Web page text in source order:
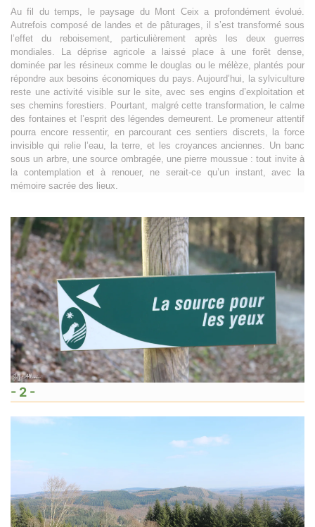
Au fil du temps, le paysage du Mont Ceix a profondément évolué.
Autrefois composé de landes et de pâturages, il s’est transformé sous
l’effet du reboisement, particulièrement après les deux guerres
mondiales. La déprise agricole a laissé place à une forêt dense,
dominée par les résineux comme le douglas ou le mélèze, plantés pour
répondre aux besoins économiques du pays. Aujourd’hui, la sylviculture
reste une activité visible sur le site, avec ses engins d’exploitation et
ses chemins forestiers. Pourtant, malgré cette transformation, le calme
des fontaines et l’esprit des légendes demeurent. Le promeneur attentif
pourra encore ressentir, en parcourant ces sentiers discrets, la force
invisible qui relie l’eau, la terre, et les croyances anciennes. Un banc
sous un arbre, une source ombragée, une pierre moussue : tout invite à
la contemplation et à renouer, ne serait-ce qu’un instant, avec la
mémoire sacrée des lieux.
- 2 -